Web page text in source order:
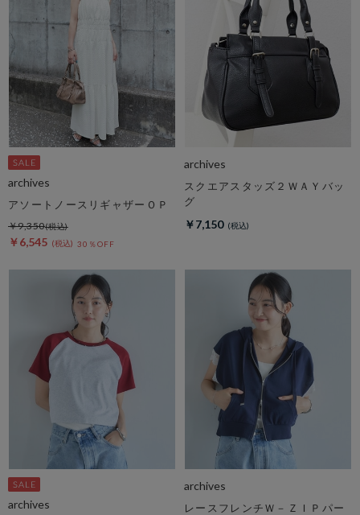
archives
アソートノースリギャザーＯＰ
￥9,350
￥6,545 30％OFF
archives
スクエアスタッズ２ＷＡＹバッ
グ
￥7,150
archives
archives
レースフレンチＷ－ＺＩＰパー